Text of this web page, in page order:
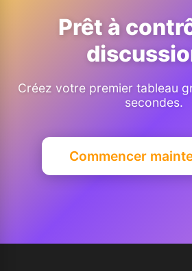
Prêt à
Créez votre premier tableau
secondes.
Commencer